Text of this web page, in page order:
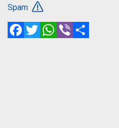
Spam
FacebookTwitterWhatsApp
Viber